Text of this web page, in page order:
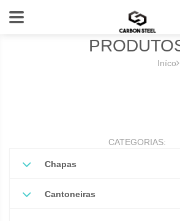
Iníco
CATEGORIAS:
Chapas
Cantoneiras